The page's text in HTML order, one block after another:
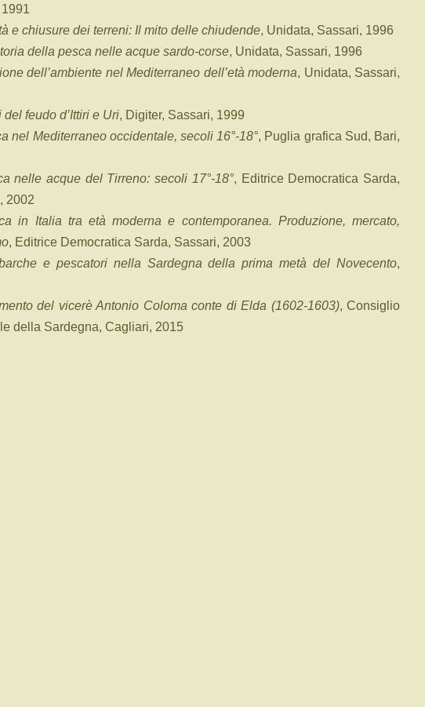
e chiusure dei terreni: Il mito delle chiudende, Unidata, Sassari, 1996
della pesca nelle acque sardo-corse, Unidata, Sassari, 1996
dell’ambiente nel Mediterraneo dell’età moderna, Unidata, Sassari,
del feudo d’Ittiri e Uri, Digiter, Sassari, 1999
nel Mediterraneo occidentale, secoli 16°-18°, Puglia grafica Sud, Bari,
nelle acque del Tirreno: secoli 17°-18°, Editrice Democratica Sarda,
2002
in Italia tra età moderna e contemporanea. Produzione, mercato,
, Editrice Democratica Sarda, Sassari, 2003
e pescatori nella Sardegna della prima metà del Novecento,
del vicerè Antonio Coloma conte di Elda (1602-1603), Consiglio
della Sardegna, Cagliari, 2015